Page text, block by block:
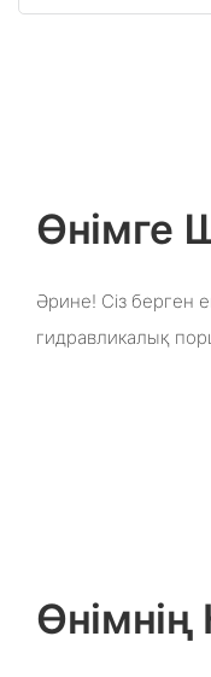
Өнімге
Әрине! Сіз берген
гидравликалық